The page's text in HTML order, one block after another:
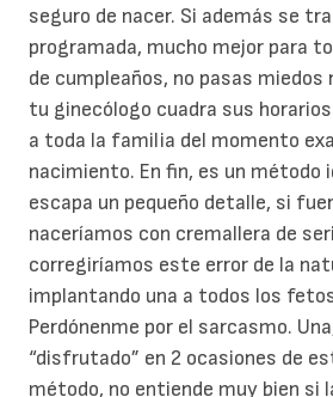
seguro de nacer. Si además se
programada, mucho mejor para
de cumpleaños, no pasas miedos
tu ginecólogo cuadra sus
a toda la familia del momento
nacimiento. En fin, es un método
escapa un pequeño detalle, si
naceríamos con cremallera de
corregiríamos este error de la
implantando una a todos los
Perdónenme por el sarcasmo.
“disfrutado” en 2 ocasiones de
método, no entiende muy bien si